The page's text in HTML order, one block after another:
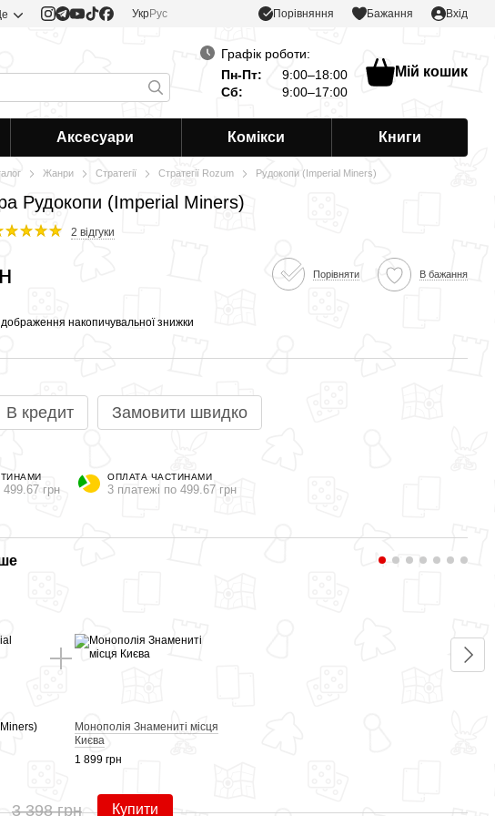
УкрРус Порівняння Бажання Вхід
Графік роботи:
Пн-Пт:
9:00–18:00
Сб:
9:00–17:00
Мій кошик
Аксесуари Комікси Книги
Жанри Стратегії Стратегії Rozum Рудокопи (Imperial Miners)
Рудокопи (Imperial Miners)
2 відгуки
Порівняти В бажання
накопичувальної знижки
В кредит Замовити швидко
499.67 грн
ОПЛАТА ЧАСТИНАМИ
3 платежі по 499.67 грн
Монополія Знамениті місця
Києва
1 899 грн
3 398 грн Купити